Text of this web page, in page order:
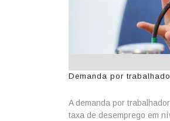
Demanda por
A demanda por
taxa de desemprego em